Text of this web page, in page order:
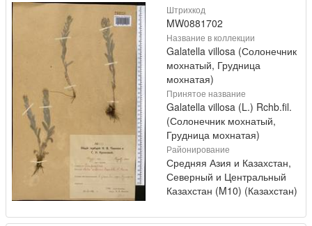
Штрихкод
MW0881702
Название в коллекции
Galatella villosa (Солонечник
мохнатый, Грудница
мохнатая)
Принятое название
Galatella villosa (L.) Rchb.fil.
(Солонечник мохнатый,
Грудница мохнатая)
Районирование
Средняя Азия и Казахстан,
Северный и Центральный
Казахстан (M10) (Казахстан)